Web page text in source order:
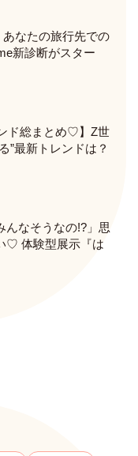
あなたの旅行先での
新診断がスター
ド総まとめ♡】Z世
”最新トレンドは？
ック♪
んなそうなの!?」思
♡ 体験型展示『は
ポ